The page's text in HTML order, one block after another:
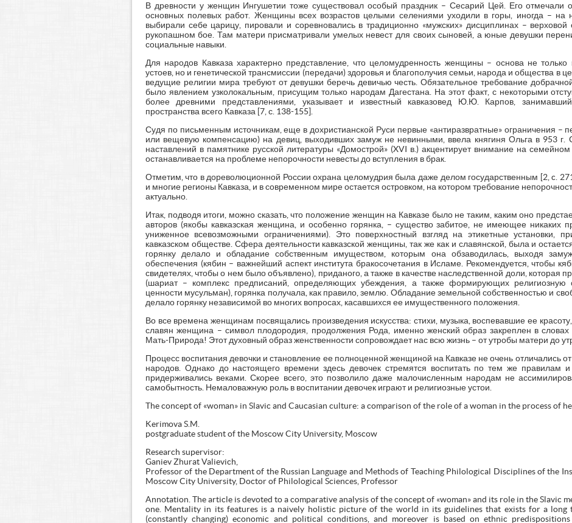
В древности у женщин Ингушетии тоже существовал особый праздник – Сесарий Цей. Его отмечали
основных полевых работ. Женщины всех возрастов целыми селениями уходили в горы, иногда – на
выбирали себе царицу, пировали и соревновались в традиционно «мужских» дисциплинах – верховой
рукопашном бое. Там матери присматривали умелых невест для своих сыновей, а юные девушки
социальные навыки.
Для народов Кавказа характерно представление, что целомудренность женщины – основа не
устоев, но и генетической трансмиссии (передачи) здоровья и благополучия семьи, народа и общества в
ведущие религии мира требуют от девушки беречь девичью честь. Обязательное требование
было явлением узколокальным, присущим только народам Дагестана. На этот факт, с некоторыми
более древними представлениями, указывает и известный кавказовед Ю.Ю. Карпов,
пространства всего Кавказа [7, с. 138-155].
Судя по письменным источникам, еще в дохристианской Руси первые «антиразвратные» ограничения –
или вещевую компенсацию) на девиц, выходивших замуж не невинными, ввела княгиня Ольга в 953 г.
наставлений в памятнике русской литературы «Домострой» (XVI в.) акцентирует внимание на
останавливается на проблеме непорочности невесты до вступления в брак.
Отметим, что в дореволюционной России охрана целомудрия была даже делом государственным [2, c.
и многие регионы Кавказа, и в современном мире остается островком, на котором требование
актуально.
Итак, подводя итоги, можно сказать, что положение женщин на Кавказе было не таким, каким оно
авторов (якобы кавказская женщина, и особенно горянка, – существо забитое, не имеющее никаких
униженное всевозможными ограничениями). Это поверхностный взгляд на этикетные установки,
кавказском обществе. Сфера деятельности кавказской женщины, так же как и славянской, была и
горянку делало и обладание собственным имуществом, которым она обзаводилась, выходя
обеспечения (кябин – важнейший аспект института бракосочетания в Исламе. Рекомендуется, чтобы
свидетелях, чтобы о нем было объявлено), приданого, а также в качестве наследственной доли, которая
(шариат – комплекс предписаний, определяющих убеждения, а также формирующих религиозную
ценности мусульман), горянка получала, как правило, землю. Обладание земельной собственностью и
делало горянку независимой во многих вопросах, касавшихся ее имущественного положения.
Во все времена женщинам посвящались произведения искусства: стихи, музыка, воспевавшие ее
славян женщина – символ плодородия, продолжения Рода, именно женский образ закреплен в
Мать-Природа! Этот духовный образ женственности сопровождает нас всю жизнь – от утробы матери до
Процесс воспитания девочки и становление ее полноценной женщиной на Кавказе не очень отличались
народов. Однако до настоящего времени здесь девочек стремятся воспитать по тем же правилам и
придерживались веками. Скорее всего, это позволило даже малочисленным народам не
самобытность. Немаловажную роль в воспитании девочек играют и религиозные устои.
The concept of «woman» in Slavic and Caucasian culture: a comparison of the role of a woman in the process of
Kerimova S.M.
postgraduate student of the Moscow City University, Moscow
Research supervisor:
Ganiev Zhurat Valievich,
Professor of the Department of the Russian Language and Methods of Teaching Philological Disciplines of the
Moscow City University, Doctor of Philological Sciences, Professor
Annotation. The article is devoted to a comparative analysis of the concept of «woman» and its role in the Slavic
one. Mentality in its features is a naively holistic picture of the world in its guidelines that exists for a long
(constantly changing) economic and political conditions, and moreover is based on ethnic